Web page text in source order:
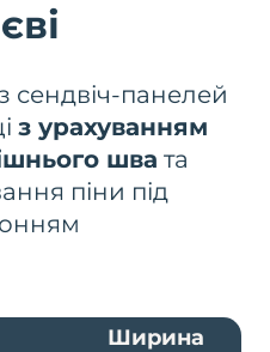
сендвіч-панелей
з урахуванням
шва та
піни під
Ширина